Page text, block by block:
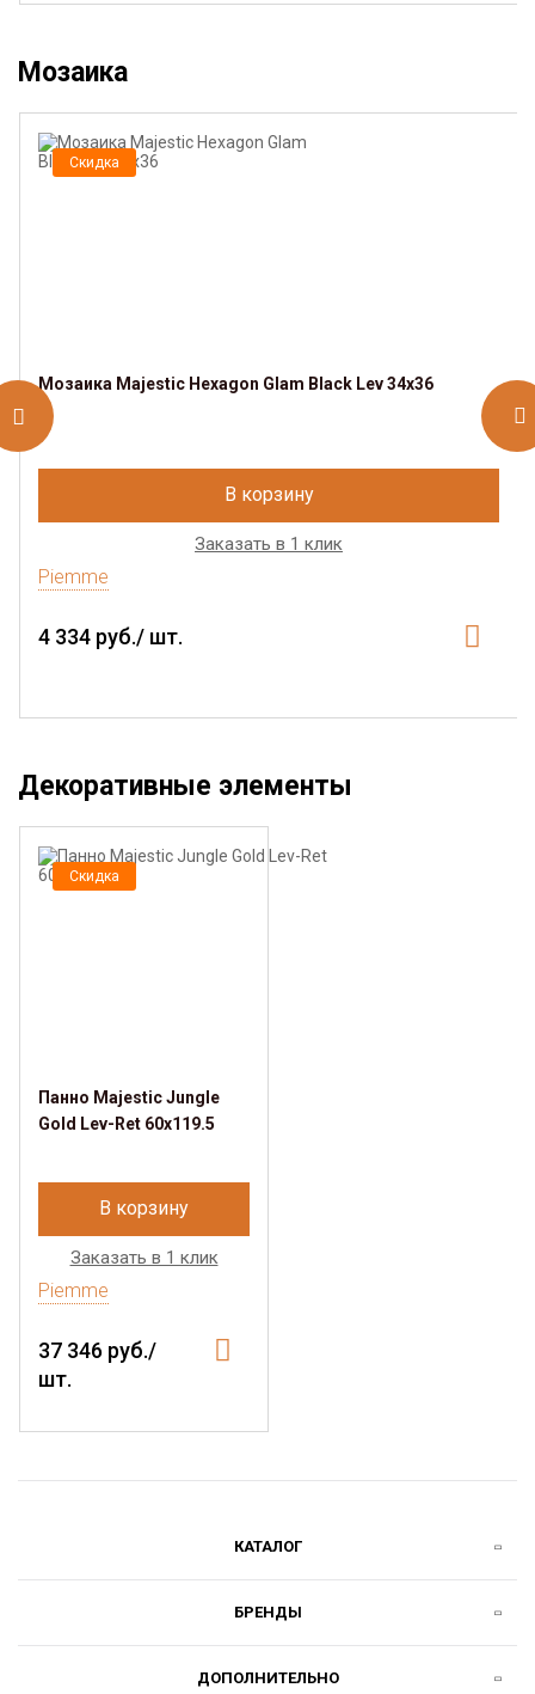
Мозаика
Скидка
Мозаика Majestic Hexagon Glam Black Lev 34x36
В корзину
Заказать в 1 клик
Piemme
4 334 руб./ шт.
Декоративные элементы
Скидка
Панно Majestic Jungle
Gold Lev-Ret 60x119.5
В корзину
Заказать в 1 клик
Piemme
37 346 руб./
шт.
КАТАЛОГ
БРЕНДЫ
ДОПОЛНИТЕЛЬНО